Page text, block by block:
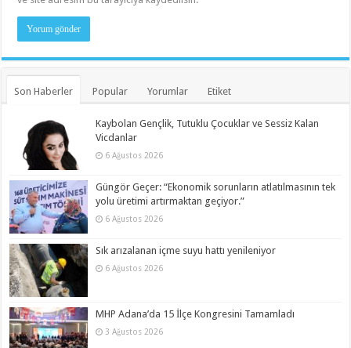
Son Haberler Popular Yorumlar Etiket
Kaybolan Gençlik, Tutuklu Çocuklar ve Sessiz Kalan
Vicdanlar
6 Ağustos 2026
Güngör Geçer: “Ekonomik sorunların atlatılmasının tek
yolu üretimi artırmaktan geçiyor.”
6 Ağustos 2026
Sık arızalanan içme suyu hattı yenileniyor
6 Ağustos 2026
MHP Adana’da 15 İlçe Kongresini Tamamladı
3 Ağustos 2026